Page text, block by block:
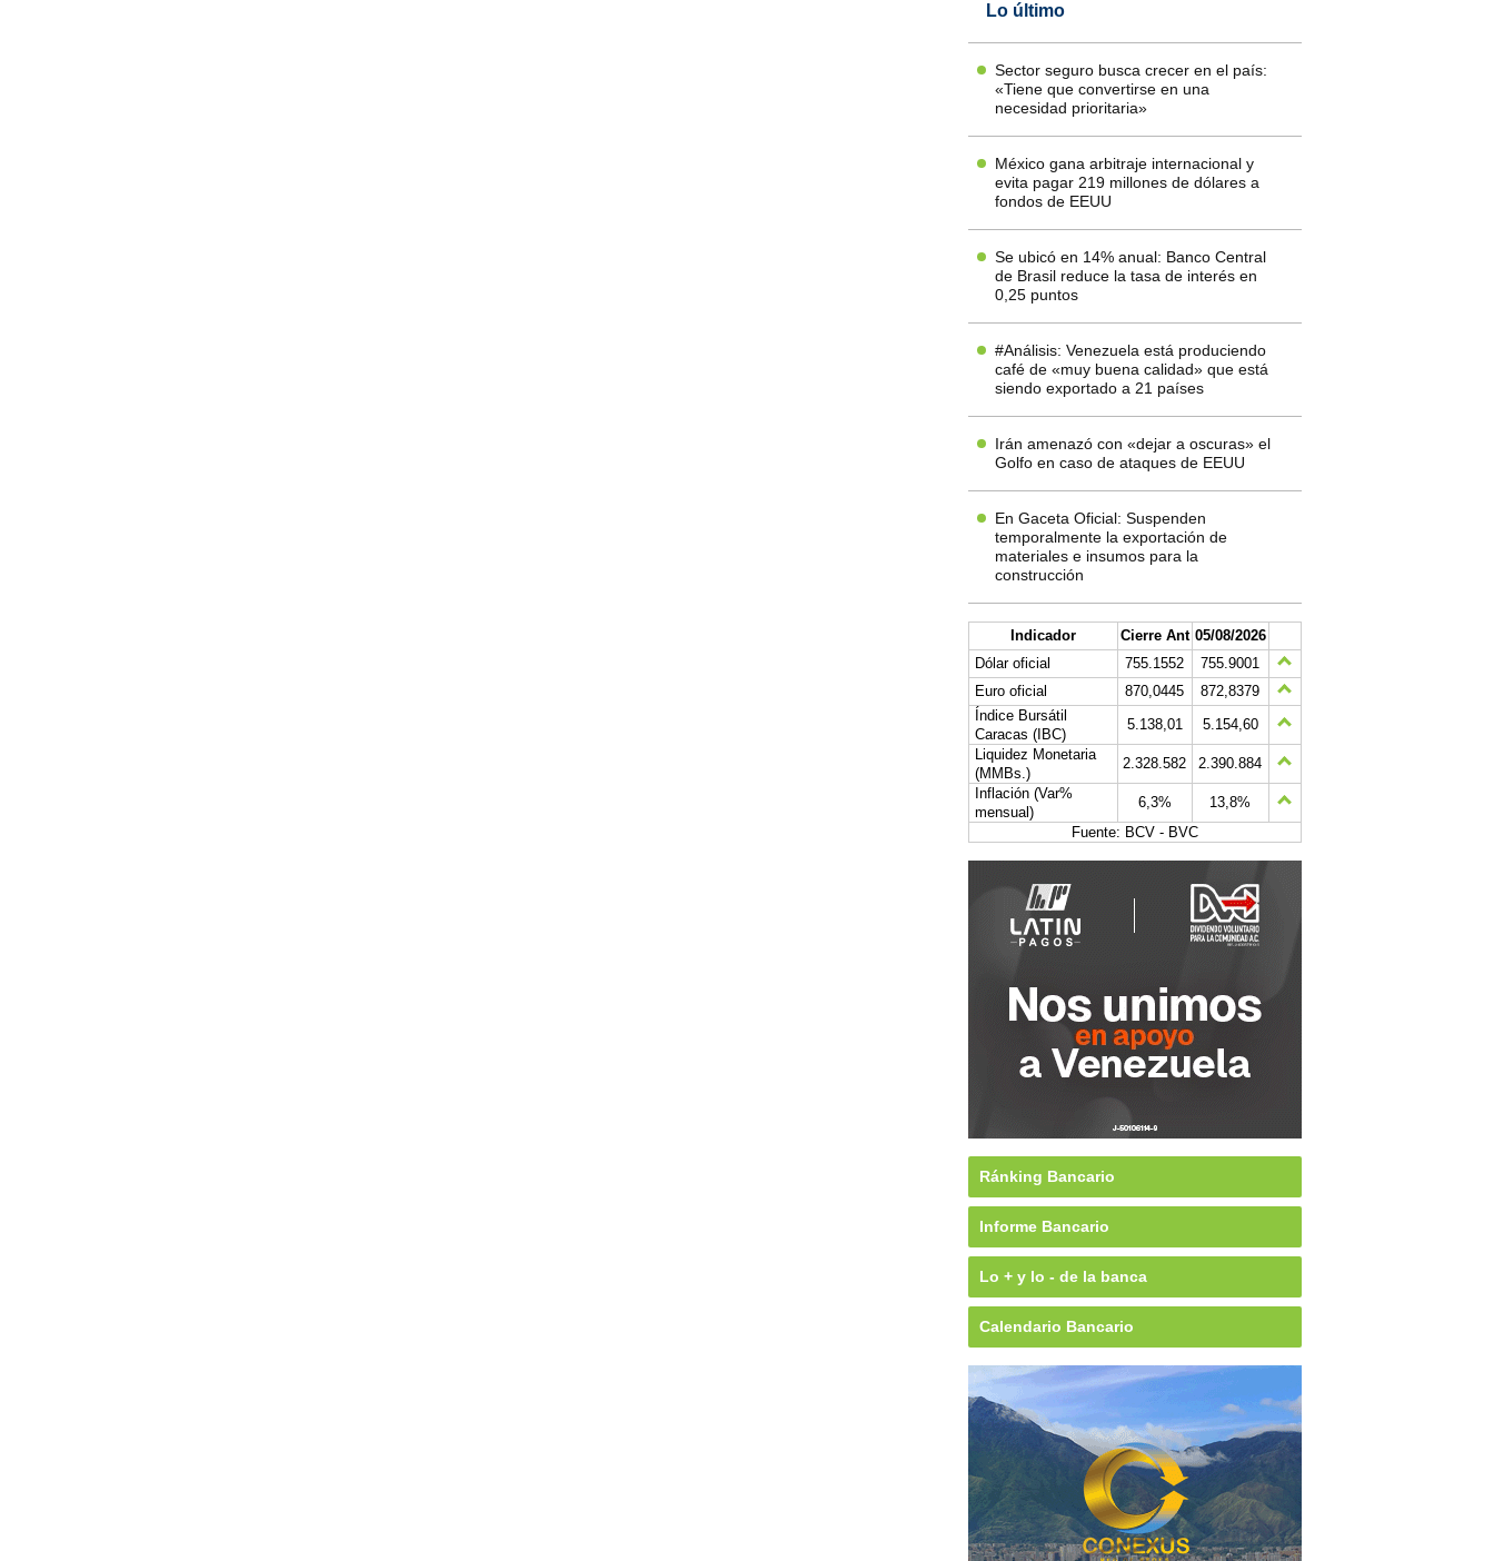
Lo último
Sector seguro busca crecer en el país:
«Tiene que convertirse en una
necesidad prioritaria»
México gana arbitraje internacional y
evita pagar 219 millones de dólares a
fondos de EEUU
Se ubicó en 14% anual: Banco Central
de Brasil reduce la tasa de interés en
0,25 puntos
#Análisis: Venezuela está produciendo
café de «muy buena calidad» que está
siendo exportado a 21 países
Irán amenazó con «dejar a oscuras» el
Golfo en caso de ataques de EEUU
En Gaceta Oficial: Suspenden
temporalmente la exportación de
materiales e insumos para la
construcción
Indicador Cierre Ant 05/08/2026
Dólar oficial
755.1552
755.9001
Euro oficial
870,0445
872,8379
Índice Bursátil
Caracas (IBC)
5.138,01
5.154,60
Liquidez Monetaria
(MMBs.)
2.328.582
2.390.884
Inflación (Var%
mensual)
6,3%
13,8%
Fuente: BCV - BVC
Ránking Bancario
Informe Bancario
Lo + y lo - de la banca
Calendario Bancario